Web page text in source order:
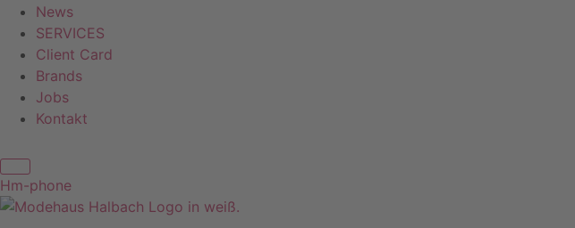
News
SERVICES
Client Card
Brands
Jobs
Kontakt
Hm-phone